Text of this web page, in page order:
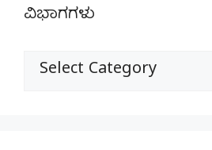
ವಿಭಾಗಗಳು
ವಿಭಾಗಗಳು